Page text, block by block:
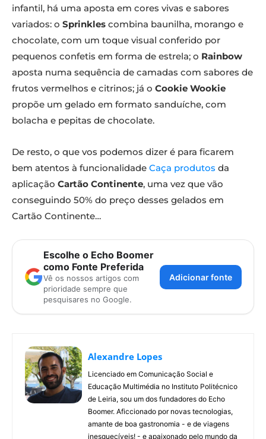
infantil, há uma aposta em cores vivas e sabores
variados: o Sprinkles combina baunilha, morango e
chocolate, com um toque visual conferido por
pequenos confetis em forma de estrela; o Rainbow
aposta numa sequência de camadas com sabores de
frutos vermelhos e citrinos; já o Cookie Wookie
propõe um gelado em formato sanduíche, com
bolacha e pepitas de chocolate.
De resto, o que vos podemos dizer é para ficarem
bem atentos à funcionalidade Caça produtos da
aplicação Cartão Continente, uma vez que vão
conseguindo 50% do preço desses gelados em
Cartão Continente…
Escolhe o Echo Boomer
como Fonte Preferida
Vê os nossos artigos com
prioridade sempre que
pesquisares no Google.
Adicionar fonte
Alexandre Lopes
Licenciado em Comunicação Social e
Educação Multimédia no Instituto Politécnico
de Leiria, sou um dos fundadores do Echo
Boomer. Aficcionado por novas tecnologias,
amante de boa gastronomia - e de viagens
inesquecíveis! - e apaixonado pelo mundo da